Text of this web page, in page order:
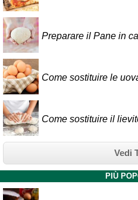
Preparare il Pane in
Come sostituire le
Come sostituire il
Vedi
PIÙ